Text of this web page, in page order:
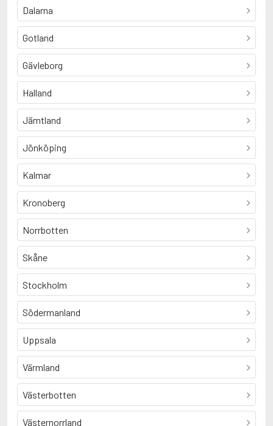
Dalarna
Gotland
Gävleborg
Halland
Jämtland
Jönköping
Kalmar
Kronoberg
Norrbotten
Skåne
Stockholm
Södermanland
Uppsala
Värmland
Västerbotten
Västernorrland